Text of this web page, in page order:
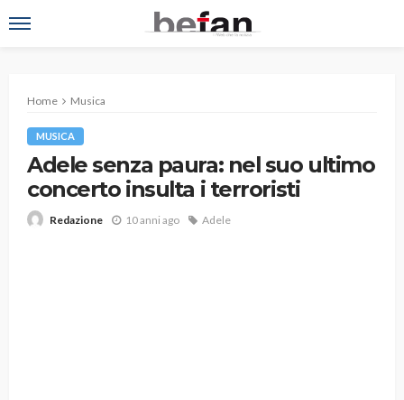
Home Musica
MUSICA
Adele senza paura: nel suo ultimo
concerto insulta i terroristi
Redazione 10 anni ago Adele